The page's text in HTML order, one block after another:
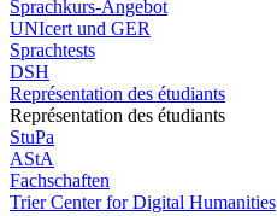
Sprachkurs-Angebot
UNIcert und GER
Sprachtests
DSH
Représentation des étudiants
Représentation des étudiants
StuPa
AStA
Fachschaften
Trier Center for Digital Humanities